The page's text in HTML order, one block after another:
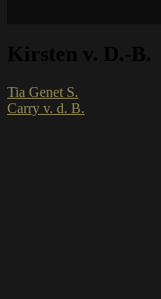
Kirsten v. D.-B.
Tia Genet S.
Carry v. d. B.